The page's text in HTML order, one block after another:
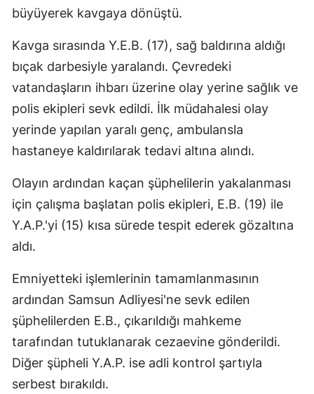
büyüyerek kavgaya dönüştü.
Kavga sırasında Y.E.B. (17), sağ baldırına aldığı
bıçak darbesiyle yaralandı. Çevredeki
vatandaşların ihbarı üzerine olay yerine sağlık ve
polis ekipleri sevk edildi. İlk müdahalesi olay
yerinde yapılan yaralı genç, ambulansla
hastaneye kaldırılarak tedavi altına alındı.
Olayın ardından kaçan şüphelilerin yakalanması
için çalışma başlatan polis ekipleri, E.B. (19) ile
Y.A.P.'yi (15) kısa sürede tespit ederek gözaltına
aldı.
Emniyetteki işlemlerinin tamamlanmasının
ardından Samsun Adliyesi'ne sevk edilen
şüphelilerden E.B., çıkarıldığı mahkeme
tarafından tutuklanarak cezaevine gönderildi.
Diğer şüpheli Y.A.P. ise adli kontrol şartıyla
serbest bırakıldı.